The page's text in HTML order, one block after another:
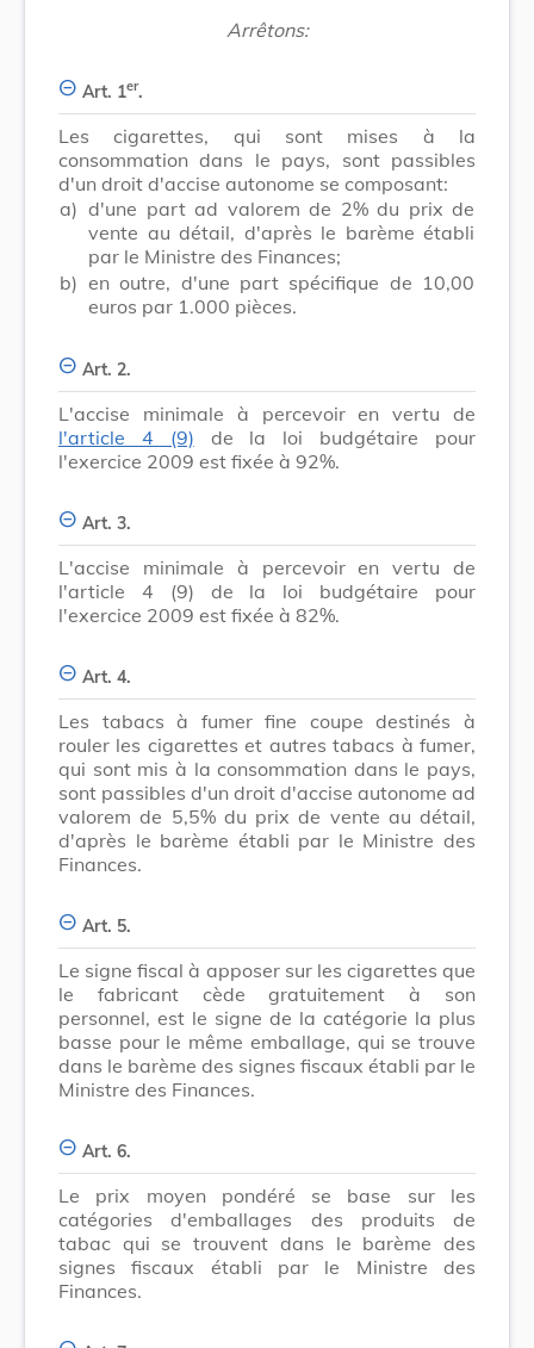
Arrêtons:
Art. 1er.
Les cigarettes, qui sont mises à la
consommation dans le pays, sont passibles
d'un droit d'accise autonome se composant:
a) d'une part ad valorem de 2% du prix de
vente au détail, d'après le barème établi
par le Ministre des Finances;
b) en outre, d'une part spécifique de 10,00
euros par 1.000 pièces.
Art. 2.
L'accise minimale à percevoir en vertu de
l'article 4 (9) de la loi budgétaire pour
l'exercice 2009 est fixée à 92%.
Art. 3.
L'accise minimale à percevoir en vertu de
l'article 4 (9) de la loi budgétaire pour
l'exercice 2009 est fixée à 82%.
Art. 4.
Les tabacs à fumer fine coupe destinés à
rouler les cigarettes et autres tabacs à fumer,
qui sont mis à la consommation dans le pays,
sont passibles d'un droit d'accise autonome ad
valorem de 5,5% du prix de vente au détail,
d'après le barème établi par le Ministre des
Finances.
Art. 5.
Le signe fiscal à apposer sur les cigarettes que
le fabricant cède gratuitement à son
personnel, est le signe de la catégorie la plus
basse pour le même emballage, qui se trouve
dans le barème des signes fiscaux établi par le
Ministre des Finances.
Art. 6.
Le prix moyen pondéré se base sur les
catégories d'emballages des produits de
tabac qui se trouvent dans le barème des
signes fiscaux établi par le Ministre des
Finances.